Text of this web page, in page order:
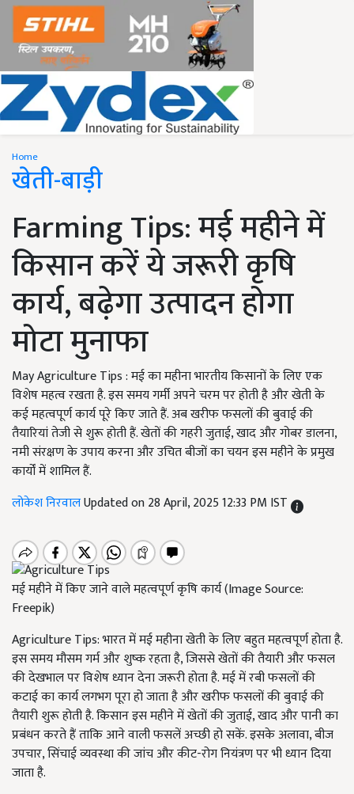
Home
खेती-बाड़ी
Farming Tips: मई महीने में
किसान करें ये जरूरी कृषि
कार्य, बढ़ेगा उत्पादन होगा
मोटा मुनाफा
May Agriculture Tips : मई का महीना भारतीय किसानों के लिए एक
विशेष महत्व रखता है. इस समय गर्मी अपने चरम पर होती है और खेती के
कई महत्वपूर्ण कार्य पूरे किए जाते हैं. अब खरीफ फसलों की बुवाई की
तैयारियां तेजी से शुरू होती हैं. खेतों की गहरी जुताई, खाद और गोबर डालना,
नमी संरक्षण के उपाय करना और उचित बीजों का चयन इस महीने के प्रमुख
कार्यों में शामिल हैं.
लोकेश निरवालUpdated on 28 April, 2025 12:33 PM IST
मई महीने में किए जाने वाले महत्वपूर्ण कृषि कार्य (Image Source:
Freepik)
Agriculture Tips: भारत में मई महीना खेती के लिए बहुत महत्वपूर्ण होता है.
इस समय मौसम गर्म और शुष्क रहता है, जिससे खेतों की तैयारी और फसल
की देखभाल पर विशेष ध्यान देना जरूरी होता है. मई में रबी फसलों की
कटाई का कार्य लगभग पूरा हो जाता है और खरीफ फसलों की बुवाई की
तैयारी शुरू होती है. किसान इस महीने में खेतों की जुताई, खाद और पानी का
प्रबंधन करते हैं ताकि आने वाली फसलें अच्छी हो सकें. इसके अलावा, बीज
उपचार, सिंचाई व्यवस्था की जांच और कीट-रोग नियंत्रण पर भी ध्यान दिया
जाता है.